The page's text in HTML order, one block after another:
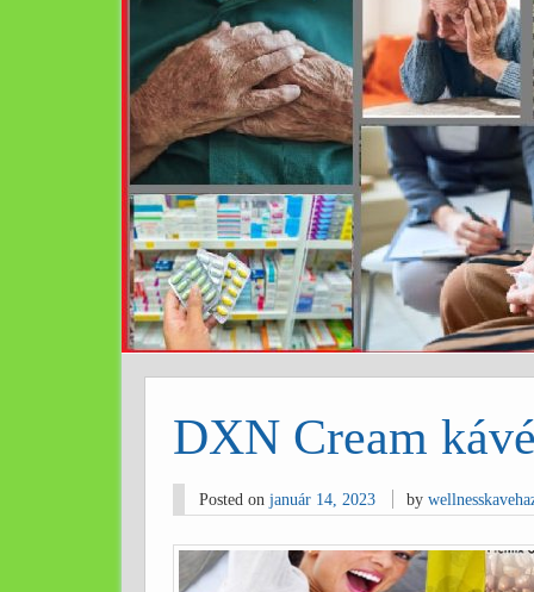
DXN Cream
Posted on január 14, 2023 by